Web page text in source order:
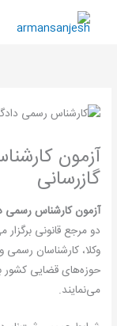
آزمون
گازرسانی
آزمون کارشناس رسمی
دو مرجع قانونی
وکلا، کارشناسان رسمی
حوزه‌های قضایی کشور
می‌نمایند.